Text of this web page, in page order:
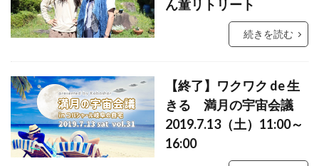
ん童リトリート
続きを読む
【終了】ワクワク de 生
きる 満月の宇宙会議
2019.7.13（土）11:00～
16:00